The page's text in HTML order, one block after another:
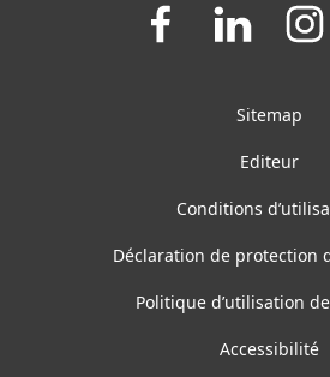
Join
Join
on
Join
on
Sitemap
Editeur
Conditions
Déclaration de protection
Politique d’utilisation
Accessibilité